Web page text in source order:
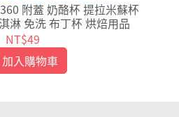
附蓋 奶酪杯 提拉米蘇杯
淋 免洗 布丁杯 烘焙用品
NT$49
加入購物車